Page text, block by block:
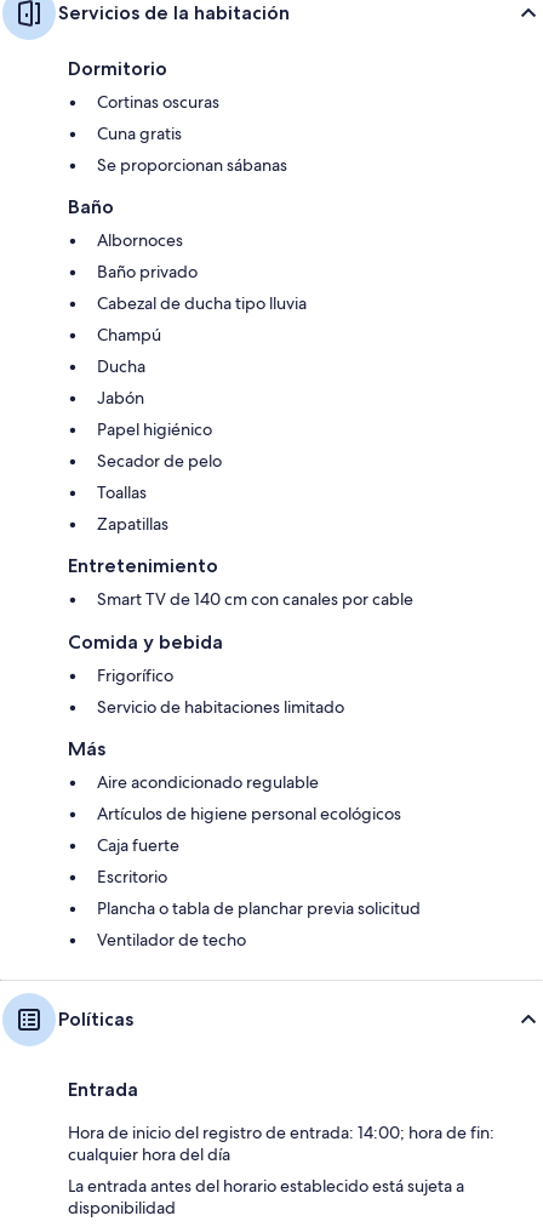
Servicios de la habitación
Dormitorio
Cortinas oscuras
Cuna gratis
Se proporcionan sábanas
Baño
Albornoces
Baño privado
Cabezal de ducha tipo lluvia
Champú
Ducha
Jabón
Papel higiénico
Secador de pelo
Toallas
Zapatillas
Entretenimiento
Smart TV de 140 cm con canales por cable
Comida y bebida
Frigorífico
Servicio de habitaciones limitado
Más
Aire acondicionado regulable
Artículos de higiene personal ecológicos
Caja fuerte
Escritorio
Plancha o tabla de planchar previa solicitud
Ventilador de techo
Políticas
Entrada
Hora de inicio del registro de entrada: 14:00; hora de fin:
cualquier hora del día
La entrada antes del horario establecido está sujeta a
disponibilidad